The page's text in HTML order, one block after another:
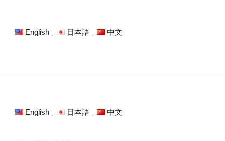
English 日本語 中文
English 日本語 中文